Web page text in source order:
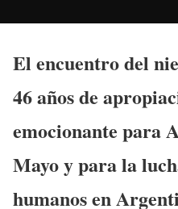
El encuentro del
46 años de
emocionante para
Mayo y para la
humanos en